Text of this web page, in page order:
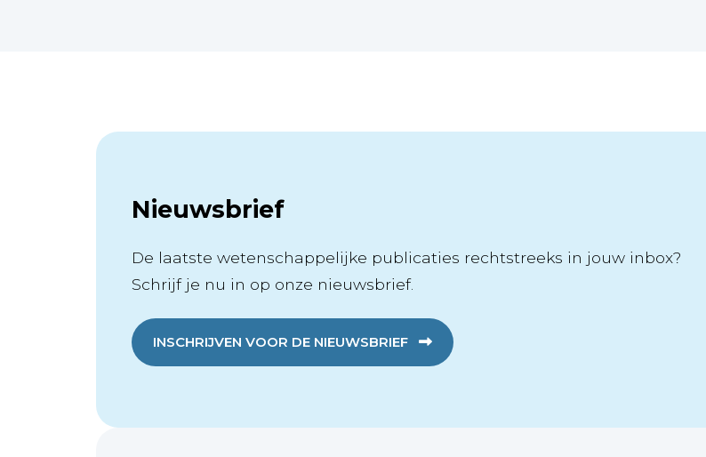
Nieuwsbrief
De laatste wetenschappelijke publicaties rechtstreeks in jouw inbox?
Schrijf je nu in op onze nieuwsbrief.
INSCHRIJVEN VOOR DE NIEUWSBRIEF